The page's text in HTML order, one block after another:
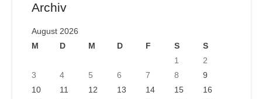
Archiv
August 2026
M
D M D F S
S
1
2
3
4 5 6 7 8
9
10
11 12 13 14 15
16